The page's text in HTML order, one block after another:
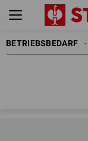
BETRIEBSBEDARF